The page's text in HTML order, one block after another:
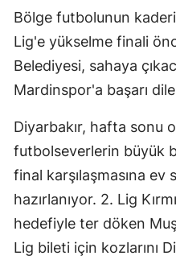
Bölge futbolunun
Lig'e yükselme finali
Belediyesi, sahaya
Mardinspor'a başarı
Diyarbakır, hafta sonu
futbolseverlerin büyük
final karşılaşmasına ev
hazırlanıyor. 2. Lig
hedefiyle ter döken
Lig bileti için kozlarını